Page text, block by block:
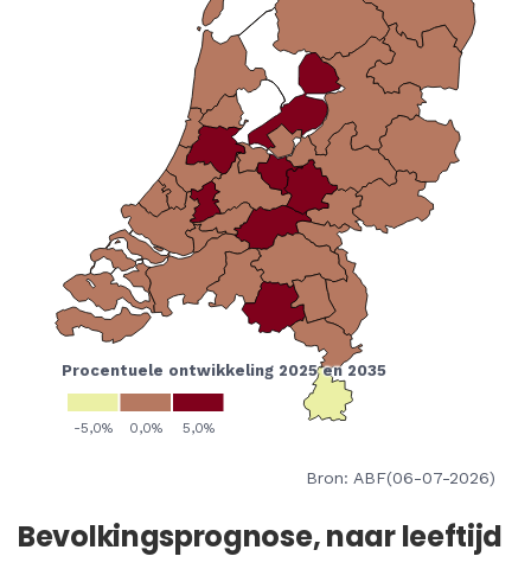
Bron: ABF(06-07-2026)
Bevolkingsprognose, naar leeftijd